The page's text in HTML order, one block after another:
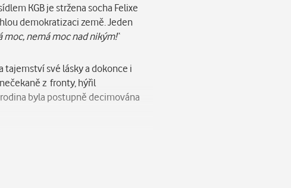
KGB je stržena socha Felixe
demokratizaci země. Jeden
moc, nemá moc nad nikým!“
tajemství své lásky a dokonce i
z fronty, hýřil
byla postupně decimována
dějin bývalého Sovětského